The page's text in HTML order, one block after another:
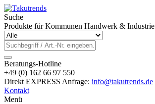
Suche
Produkte für Kommunen Handwerk & Industrie
Beratungs-Hotline
+49 (0) 162 66 97 550
Direkt EXPRESS Anfrage: info@takutrends.de
Kontakt
Menü